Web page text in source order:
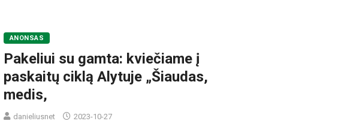
ANONSAS
Pakeliui su gamta: kviečiame į
paskaitų ciklą Alytuje „Šiaudas,
medis,
danieliusnet 2023-10-27